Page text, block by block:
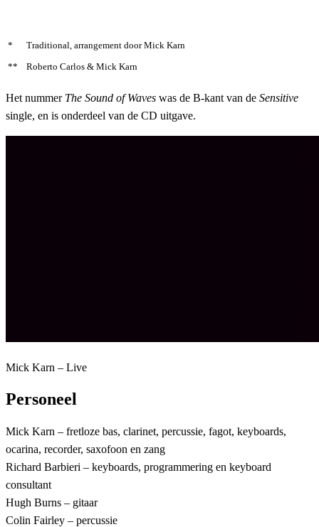
*
Traditional, arrangement door Mick Karn
**
Roberto Carlos & Mick Karn
Het nummer The Sound of Waves was de B-kant van de Sensitive
single, en is onderdeel van de CD uitgave.
Mick Karn – Live
Personeel
Mick Karn – fretloze bas, clarinet, percussie, fagot, keyboards,
ocarina, recorder, saxofoon en zang
Richard Barbieri – keyboards, programmering en keyboard
consultant
Hugh Burns – gitaar
Colin Fairley – percussie